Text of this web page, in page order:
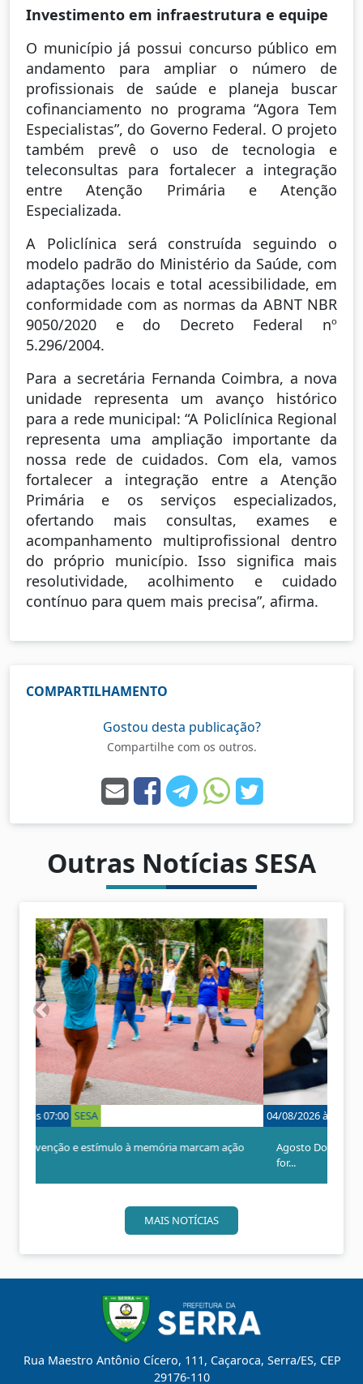
Investimento em infraestrutura e equipe
O município já possui concurso público em
andamento para ampliar o número de
profissionais de saúde e planeja buscar
cofinanciamento no programa “Agora Tem
Especialistas”, do Governo Federal. O projeto
também prevê o uso de tecnologia e
teleconsultas para fortalecer a integração
entre Atenção Primária e Atenção
Especializada.
A Policlínica será construída seguindo o
modelo padrão do Ministério da Saúde, com
adaptações locais e total acessibilidade, em
conformidade com as normas da ABNT NBR
9050/2020 e do Decreto Federal nº
5.296/2004.
Para a secretária Fernanda Coimbra, a nova
unidade representa um avanço histórico
para a rede municipal: “A Policlínica Regional
representa uma ampliação importante da
nossa rede de cuidados. Com ela, vamos
fortalecer a integração entre a Atenção
Primária e os serviços especializados,
ofertando mais consultas, exames e
acompanhamento multiprofissional dentro
do próprio município. Isso significa mais
resolutividade, acolhimento e cuidado
contínuo para quem mais precisa”, afirma.
COMPARTILHAMENTO
Gostou desta publicação?
Compartilhe com os outros.
Outras Notícias SESA
04/08/2026 às 15:00
Agosto Dourado: Materno Infantil promove ações para
A
n
t
o
r
P
r
ó
x
i
o
MAIS NOTÍCIAS
Rua Maestro Antônio Cícero, 111, Caçaroca, Serra/ES, CEP
29176-110